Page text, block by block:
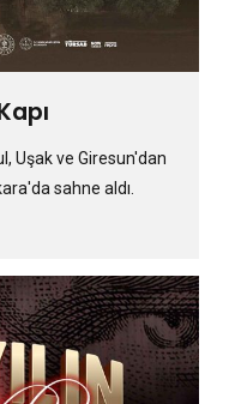
Uşak ve Giresun'dan
sahne aldı.